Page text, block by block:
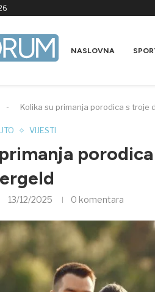
NASLOVNA
- Kolika su primanja porodica s troje
VIJESTI
13/12/2025 0 komentara